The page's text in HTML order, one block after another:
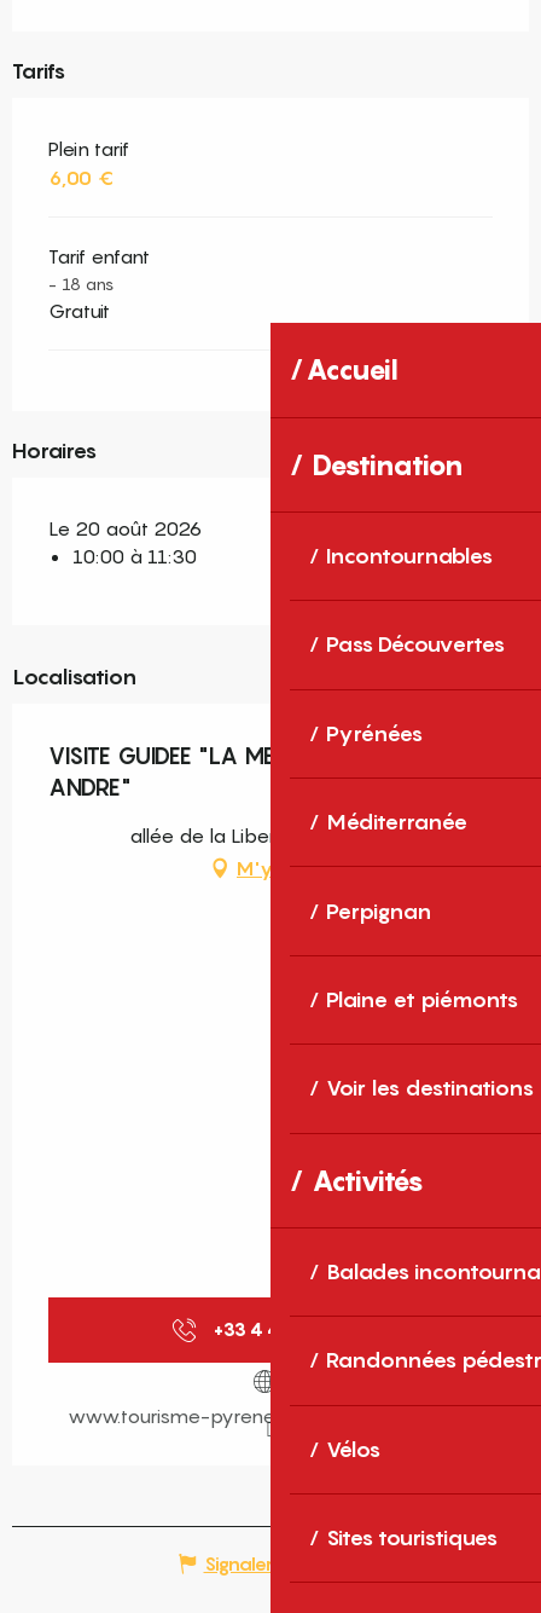
Accueil
Destination
Incontournables
Pass Découvertes
Pyrénées
Méditerranée
Perpignan
Plaine et piémonts
Voir les destinations
Activités
Balades
Randonnées
Vélos
Sites touristiques
Tarifs
Plein tarif
6,00 €
Tarif enfant
- 18 ans
Gratuit
Horaires
Le 20 août 2026
10:00 à 11:30
Localisation
VISITE GUIDEE "LA MEDIEVALE DE SAINT-
ANDRE"
allée de la Liberté, Saint-André
M'y rendre
+33 4 48 98 00
www.tourisme-pyrenees-mediterranee.com
Signaler une erreur